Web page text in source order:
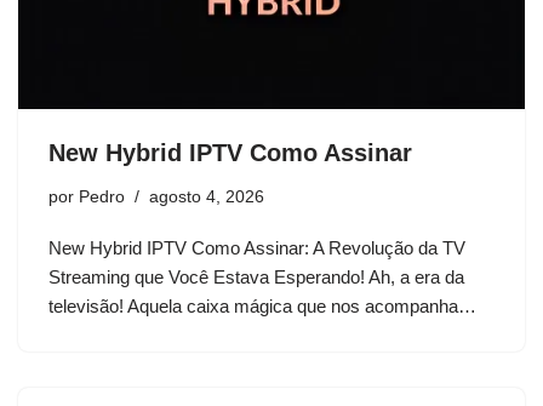
New Hybrid IPTV Como Assinar
por Pedro agosto 4, 2026
New Hybrid IPTV Como Assinar: A Revolução da TV
Streaming que Você Estava Esperando! Ah, a era da
televisão! Aquela caixa mágica que nos acompanha…